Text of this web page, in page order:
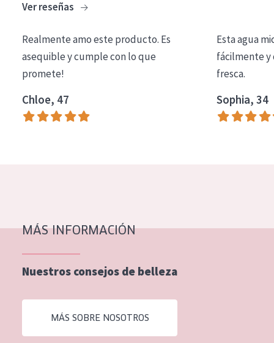
COLECCIÓN
Essentials
Lift+
Expert
TIPO DE PIEL
Piel expuesta al sol
Piel menopáusica
Todas las edades
Edad: de 35 a 55
Ver reseñas
Realmente amo este producto. Es
asequible y cumple con lo que
promete!
Chloe, 47
Esta agua
fácilmente y
fresca.
Sophia, 34
MÁS INFORMACIÓN
Nuestros consejos de belleza
MÁS SOBRE NOSOTROS